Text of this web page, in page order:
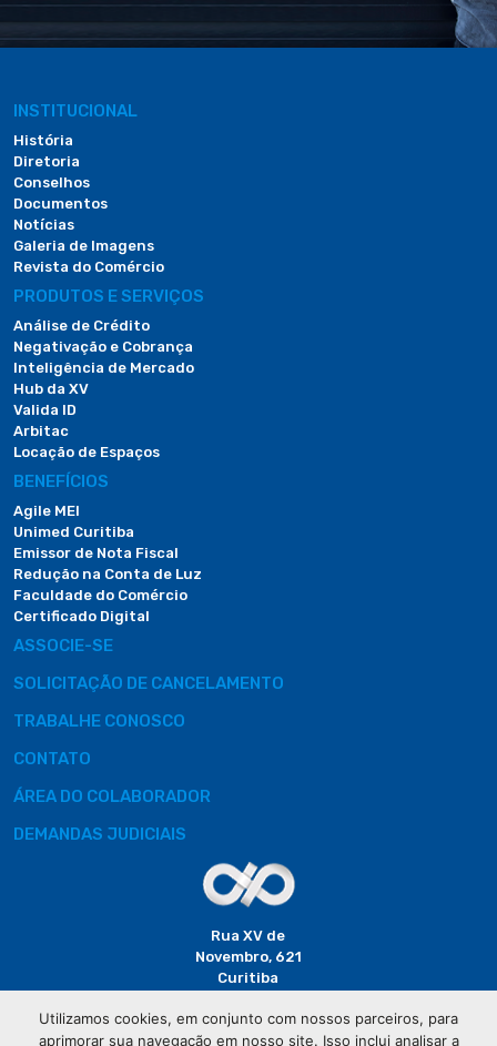
INSTITUCIONAL
História
Diretoria
Conselhos
Documentos
Notícias
Galeria de Imagens
Revista do Comércio
PRODUTOS E SERVIÇOS
Análise de Crédito
Negativação e Cobrança
Inteligência de Mercado
Hub da XV
Valida ID
Arbitac
Locação de Espaços
BENEFÍCIOS
Agile MEI
Unimed Curitiba
Emissor de Nota Fiscal
Redução na Conta de Luz
Faculdade do Comércio
Certificado Digital
ASSOCIE-SE
SOLICITAÇÃO DE CANCELAMENTO
TRABALHE CONOSCO
CONTATO
ÁREA DO COLABORADOR
DEMANDAS JUDICIAIS
Rua XV de
Novembro, 621
Curitiba
Utilizamos cookies, em conjunto com nossos parceiros, para
aprimorar sua navegação em nosso site. Isso inclui analisar a